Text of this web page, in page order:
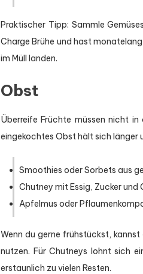
Praktischer Tipp: Sammle
Charge Brühe und hast
im Müll landen.
Obst
Überreife Früchte müssen nicht
eingekochtes Obst hält sich länger
Smoothies oder Sorbets aus
Chutney mit Essig, Zucker und
Apfelmus oder
Wenn du gerne frühstückst,
nutzen. Für Chutneys lohnt sich
erstaunlich zu vielen Resten.